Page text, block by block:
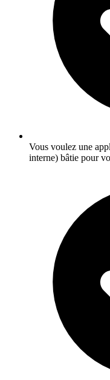
Vous voulez une
interne) bâtie pour